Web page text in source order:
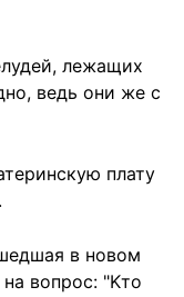
лежащих
ведь они же с
плату
в новом
вопрос: "Kто